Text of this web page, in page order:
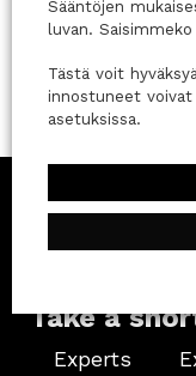
A digital
data-centric
Take a
Experts
Sääntöjen
luvan.
Tästä voit
innostuneet
asetuksissa.